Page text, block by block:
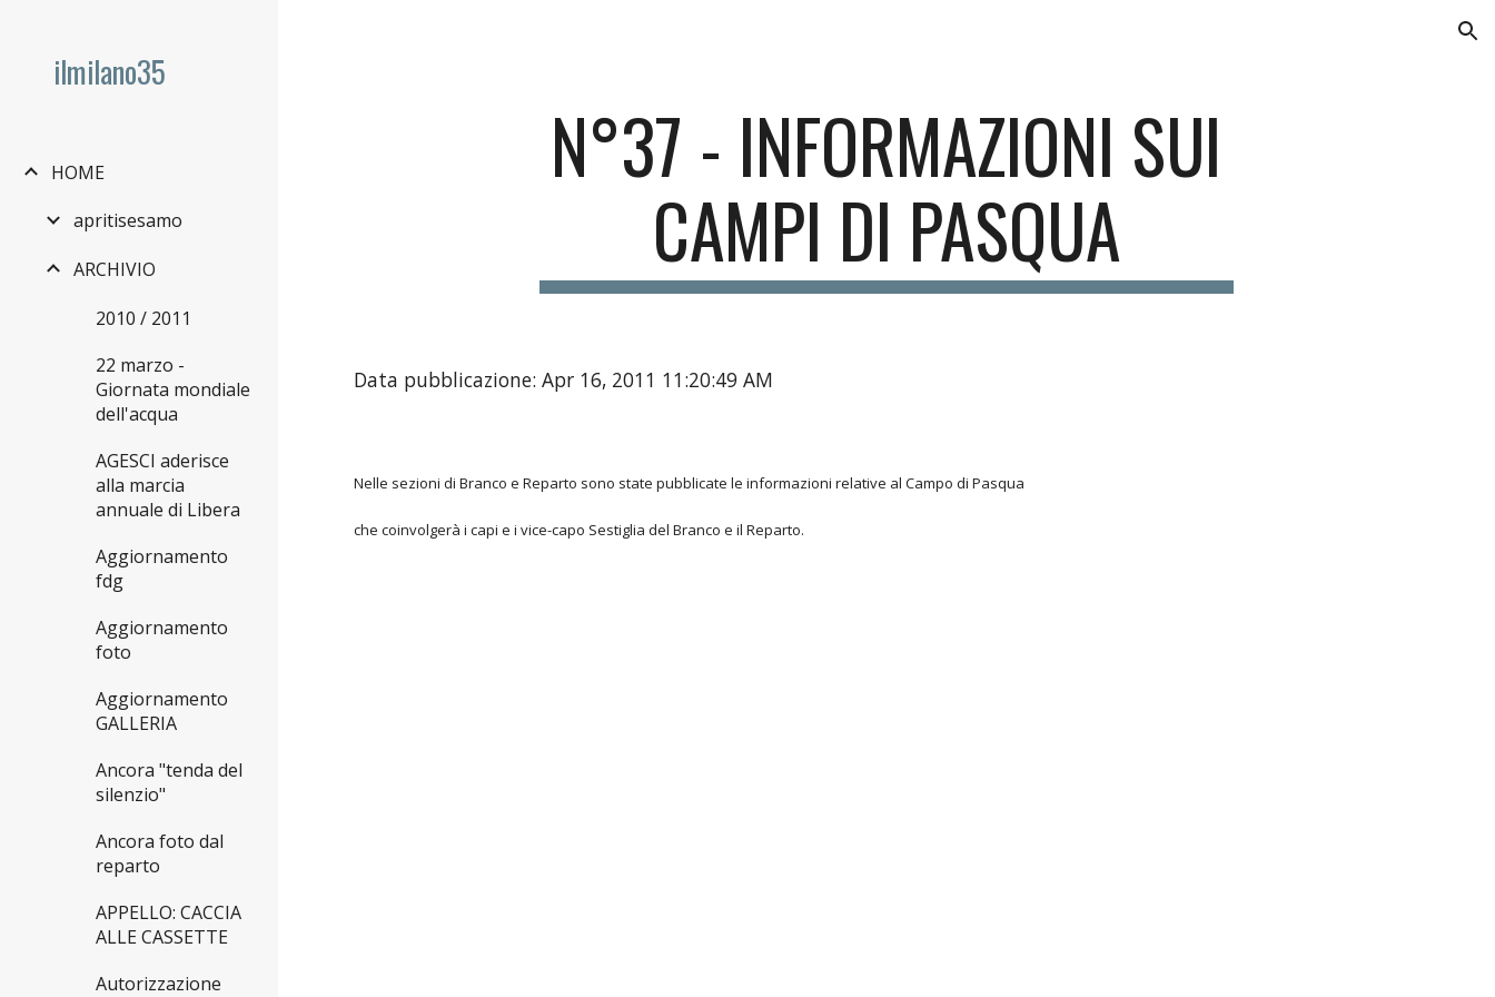
ilmilano35
HOME
apritisesamo
ARCHIVIO
2010 / 2011
22 marzo -
Giornata mondiale
dell'acqua
AGESCI aderisce
alla marcia
annuale di Libera
Aggiornamento
fdg
Aggiornamento
foto
Aggiornamento
GALLERIA
Ancora "tenda del
silenzio"
Ancora foto dal
reparto
APPELLO: CACCIA
ALLE CASSETTE
Autorizzazione
N°37 - INFORMAZIONI SUI
CAMPI DI PASQUA
Data pubblicazione: Apr 16, 2011 11:20:49 AM
Nelle sezioni di Branco e Reparto sono state pubblicate le informazioni relative al Campo di Pasqua
che coinvolgerà i capi e i vice-capo Sestiglia del Branco e il Reparto.